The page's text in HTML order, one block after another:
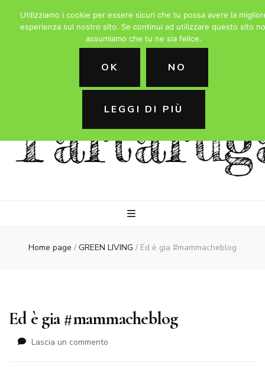
La
Home page / GREEN LIVING / Ed è gia #mammacheblog
Ed è gia #mammacheblog
Lascia un commento
Utilizziamo i cookie per essere sicuri che tu possa avere la
esperienza sul nostro sito. Se continui ad utilizzare questo sito
assumiamo che tu ne sia felice.
OK NO
LEGGI DI PIÙ